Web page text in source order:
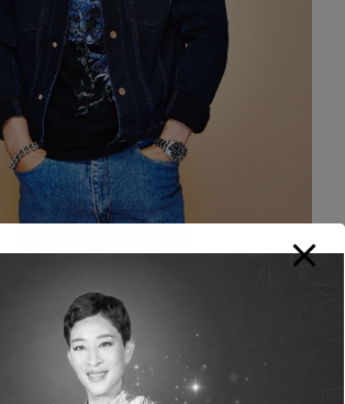
แบบนี้ มีเคล็ดลับการดูแล
ารจัดการเวลาอย่างไร ?